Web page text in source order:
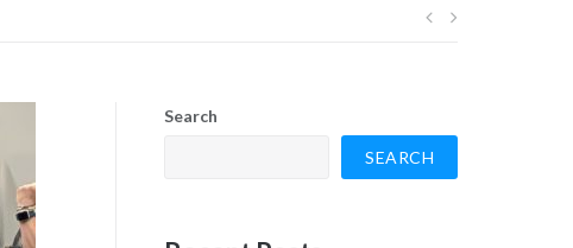
Post
Search
SEARCH